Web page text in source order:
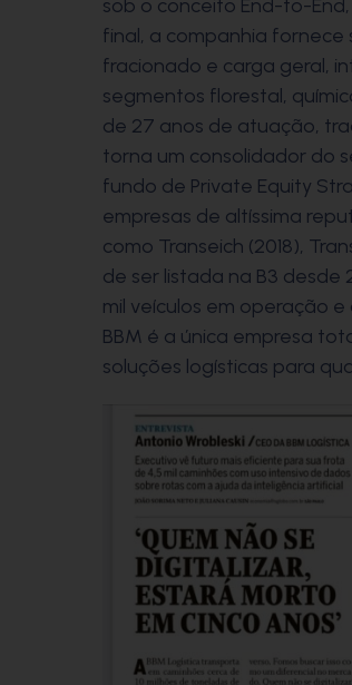
sob o conceito End-to-
final, a companhia
fracionado e carga geral,
segmentos florestal,
de 27 anos de atuação,
torna um consolidador do
fundo de Private Equity
empresas de altíssima
como Transeich (2018),
de ser listada na B3 desde
mil veículos em operação
BBM é a única empresa
soluções logísticas para